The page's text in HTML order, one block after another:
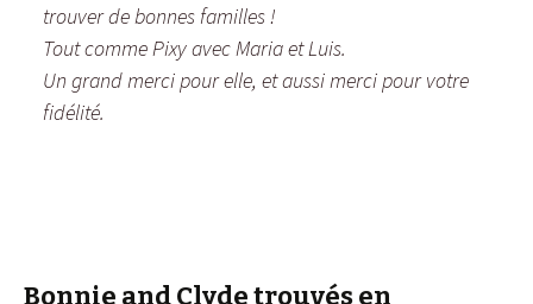
trouver de bonnes familles !
Tout comme Pixy avec Maria et Luis.
Un grand merci pour elle, et aussi merci pour votre
fidélité.
Bonnie and Clyde trouvés en